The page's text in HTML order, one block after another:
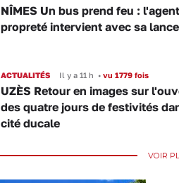
NÎMES Un bus prend feu :
propreté intervient avec sa lance
ACTUALITÉS Il y a 11 h •vu 1779 fois
UZÈS Retour en images sur
des quatre jours de festivités
cité ducale
VOIR